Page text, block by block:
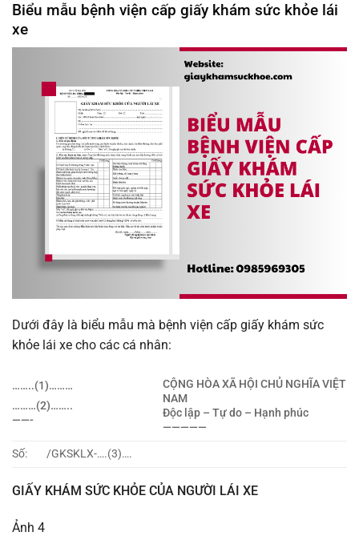
Biểu mẫu bệnh viện cấp giấy khám sức khỏe lái
xe
Dưới đây là biểu mẫu mà bệnh viện cấp giấy khám sức
khỏe lái xe cho các cá nhân:
……..(1)………
………(2)……..
——-
CỘNG HÒA XÃ HỘI CHỦ NGHĨA VIỆT
NAM
Độc lập – Tự do – Hạnh phúc
—————
Số: /GKSKLX-….(3)….
GIẤY KHÁM SỨC KHỎE CỦA NGƯỜI LÁI XE
Ảnh 4